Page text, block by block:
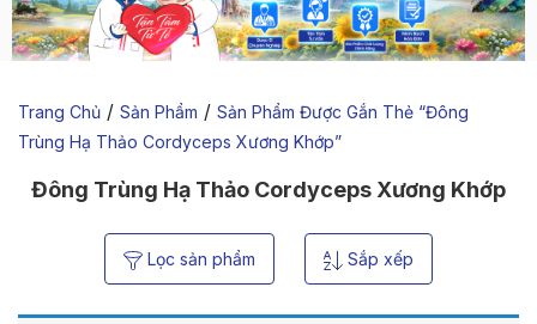
Trang Chủ / Sản Phẩm / Sản Phẩm Được Gắn Thẻ “đông
Trùng Hạ Thảo Cordyceps Xương Khớp”
Đông Trùng Hạ Thảo Cordyceps Xương Khớp
Lọc sản phẩm Sắp xếp